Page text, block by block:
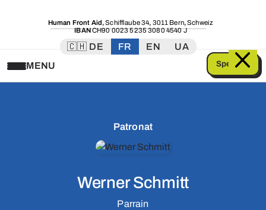
Human Front Aid,Schifflaube 34, 3011 Bern,Schweiz
IBANCH90 0023 5235 3080 4540 J
🇨🇭 DE FR EN
UA
MENU
Spenden
Patronat
Werner Schmitt
Parrain